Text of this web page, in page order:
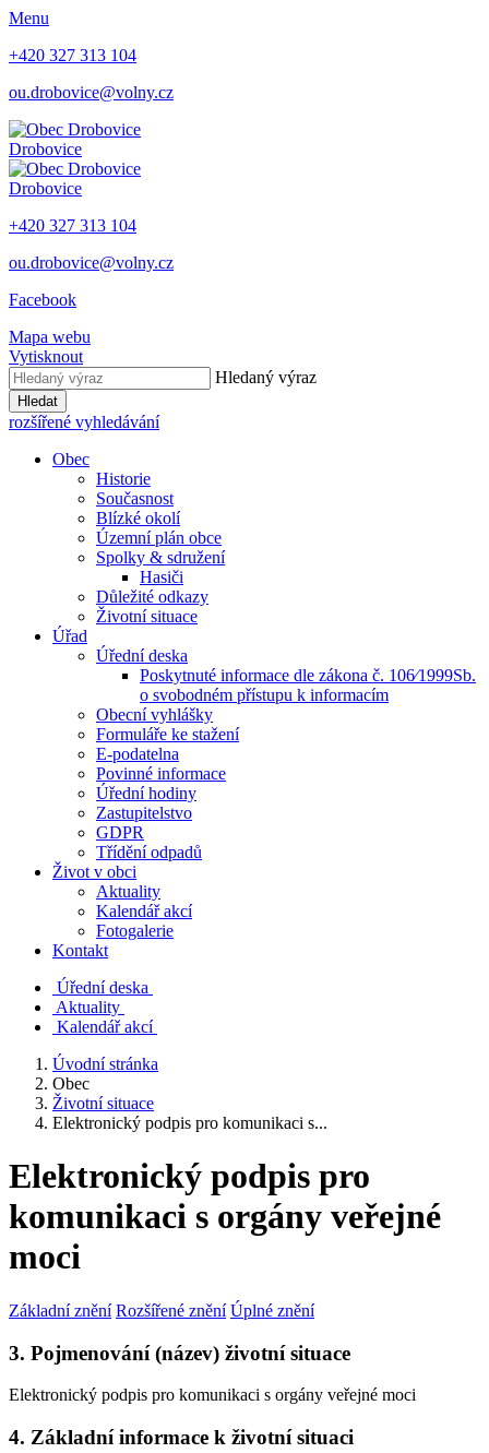
Menu
+420 327 313 104
ou.drobovice@volny.cz
Drobovice
Drobovice
+420 327 313 104
ou.drobovice@volny.cz
Facebook
Mapa webu
Vytisknout
Hledaný výraz
Hledat
rozšířené vyhledávání
Obec
Historie
Současnost
Blízké okolí
Územní plán obce
Spolky & sdružení
Hasiči
Důležité odkazy
Životní situace
Úřad
Úřední deska
Poskytnuté informace dle zákona č. 106⁄1999Sb.
o svobodném přístupu k informacím
Obecní vyhlášky
Formuláře ke stažení
E-podatelna
Povinné informace
Úřední hodiny
Zastupitelstvo
GDPR
Třídění odpadů
Život v obci
Aktuality
Kalendář akcí
Fotogalerie
Kontakt
Úřední deska
Aktuality
Kalendář akcí
Úvodní stránka
Obec
Životní situace
Elektronický podpis pro komunikaci s...
Elektronický podpis pro
komunikaci s orgány veřejné
moci
Základní znění Rozšířené znění Úplné znění
3. Pojmenování (název) životní situace
Elektronický podpis pro komunikaci s orgány veřejné moci
4. Základní informace k životní situaci